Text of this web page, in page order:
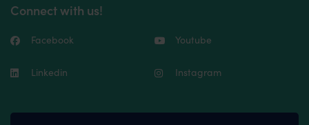
Connect with us!
Facebook Youtube
Linkedin Instagram